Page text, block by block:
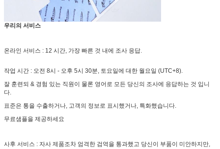
우리의 서비스
온라인 서비스 : 12 시간, 가장 빠른 것 내에 조사 응답.
작업 시간 : 오전 8시 - 오후 5시 30분, 토요일에 대한 월요일 (UTC+8).
잘 훈련되 & 경험 있는 직원이 물론 영어로 모든 당신의 조사에 응답하는 것 입니
다.
표준은 통을 수출하거나, 고객의 정보로 표시했거나, 특화했습니다.
무료샘플을 제공하세요
사후 서비스 : 자사 제품조차 엄격한 검역을 통과했고 당신이 부품이 미안하지만,